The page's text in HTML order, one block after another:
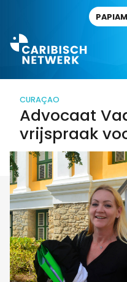
CURAÇAO
Advocaat
vrijspraak